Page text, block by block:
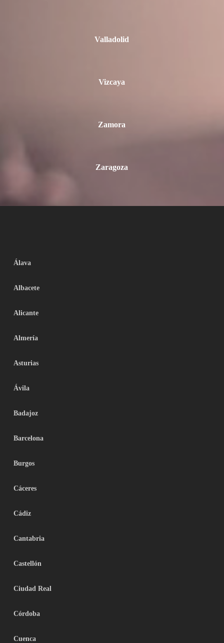
Valladolid
Vizcaya
Zamora
Zaragoza
Álava
Albacete
Alicante
Almería
Asturias
Ávila
Badajoz
Barcelona
Burgos
Cáceres
Cádiz
Cantabria
Castellón
Ciudad Real
Córdoba
Cuenca